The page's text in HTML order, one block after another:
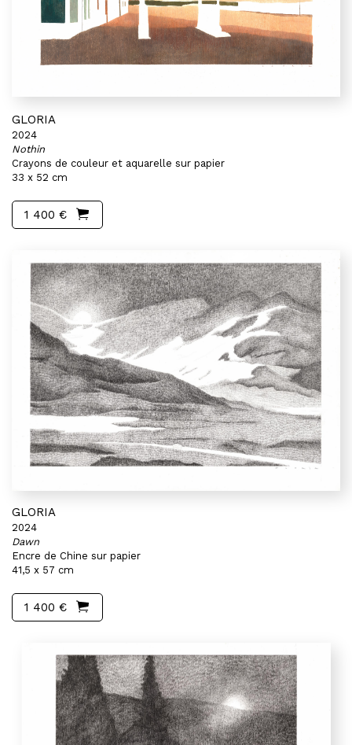
GLORIA
2024
Nothin
Crayons de couleur et aquarelle sur papier
33 x 52 cm
1 400 €
GLORIA
2024
Dawn
Encre de Chine sur papier
41,5 x 57 cm
1 400 €